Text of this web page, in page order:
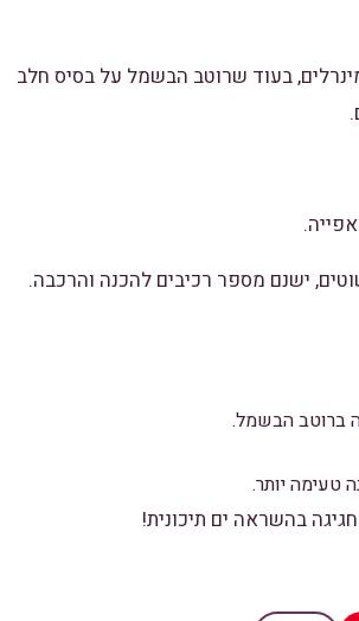
בעוד שרוטב הבשמל על בסיס חלב
ישנם מספר רכיבים להכנה והרכבה.
ברוטב הבשמל.
טעימה יותר.
בהשראה ים תיכונית!